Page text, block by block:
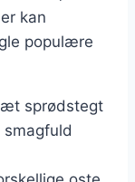
kan
populære
sprødstegt